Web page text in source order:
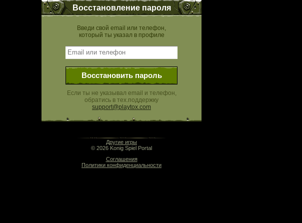
Восстановление пароля
Введи свой email или телефон,
который ты указал в профиле
Восстановить пароль
Если ты не указывал email и телефон,
обратись в тех.поддержку
support@playtox.com
Другие игры
© 2026 Konig Spiel Portal
Соглашения
Политики конфиденциальности